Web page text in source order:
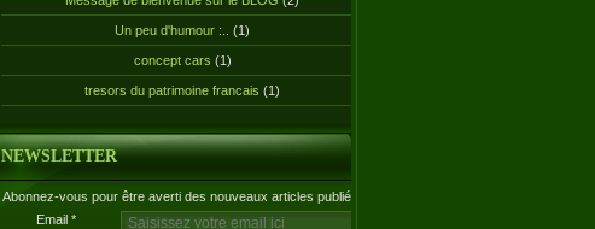
Un peu d'humour :.. (1)
concept cars (1)
tresors du patrimoine francais (1)
NEWSLETTER
Abonnez-vous pour être averti des nouveaux articles publiés.
Email